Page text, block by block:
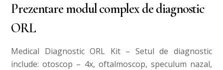
Prezentare modul complex de diagnostic
ORL
Medical Diagnostic ORL Kit – Setul de diagnostic
include: otoscop – 4x, oftalmoscop, speculum nazal,